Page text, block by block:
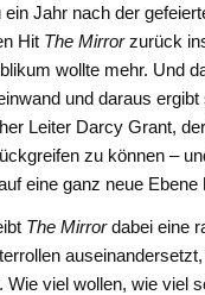
ein Jahr nach der
Hit The Mirrorzurück
wollte mehr. Und
und daraus
Leiter Darcy Grant,
zu können –
eine ganz neue Ebene
The Mirrordabei eine
Wie viel wollen, wie viel